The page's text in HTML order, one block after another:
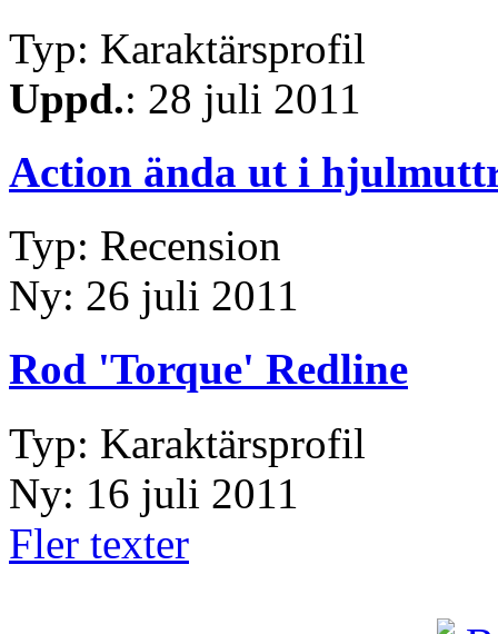
Typ: Karaktärsprofil
Uppd.: 28 juli 2011
Action ända ut i
Typ: Recension
Ny: 26 juli 2011
Rod 'Torque' Redline
Typ: Karaktärsprofil
Ny: 16 juli 2011
Fler texter